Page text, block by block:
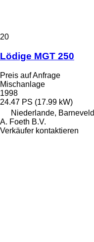
20
Lödige MGT 250
Preis auf Anfrage
Mischanlage
1998
24.47 PS (17.99 kW)
Niederlande, Barneveld
A. Foeth B.V.
Verkäufer kontaktieren